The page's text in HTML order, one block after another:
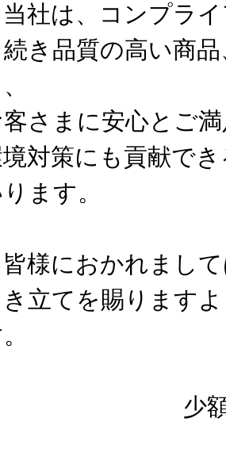
社は、コンプライ
続き品質の高い商
客さまに安心とご
対策にも貢献で
ます。
様におかれまして
き立てを賜ります
少